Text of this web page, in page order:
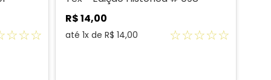
☆☆☆
R$14,00
até 1x de R$ 14,00 ☆☆☆☆☆